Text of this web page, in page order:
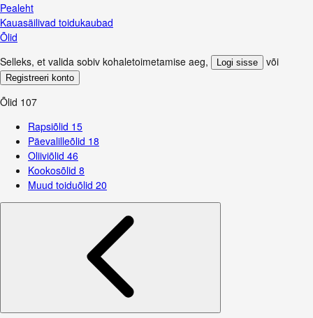
Pealeht
Kauasäilivad toidukaubad
Õlid
Selleks, et valida sobiv kohaletoimetamise aeg, Logi sisse või
Registreeri konto
Õlid 107
Rapsiõlid 15
Päevalilleõlid 18
Oliiviõlid 46
Kookosõlid 8
Muud toiduõlid 20